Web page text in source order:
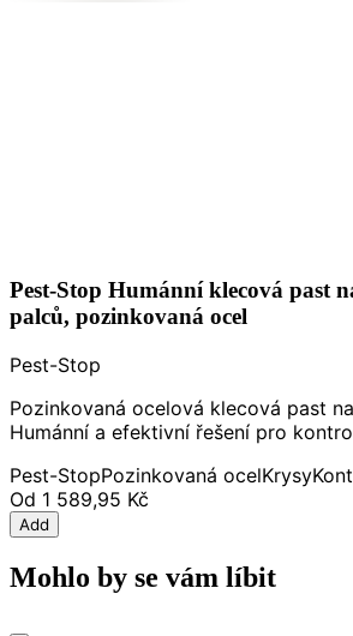
Pest-Stop Humánní klecová past
palců, pozinkovaná ocel
Pest-Stop
Pozinkovaná ocelová klecová past
Humánní a efektivní řešení pro
Pest-StopPozinkovaná ocelKrysy
Od 1 589,95 Kč
Add
Mohlo by se vám líbit